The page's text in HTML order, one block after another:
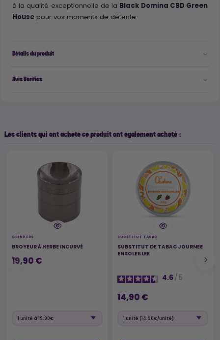
à la qualité exceptionnelle de la Black Domina CBD Green
House pour vos moments de détente.
Détails du produit
Avis Vérifiés
Les clients qui ont acheté ce produit ont également acheté :
GRINDERS
BROYEUR À HERBE INCURVÉ
19,90 €
SUBSTITUT TABAC
SUBSTITUT DE TABAC JOURNEE
ENSOLEILLEE
4.6/ 5
14,90 €